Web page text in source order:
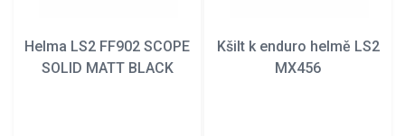
Helma LS2 FF902 SCOPE
SOLID MATT BLACK
Kšilt k enduro helmě LS2
MX456